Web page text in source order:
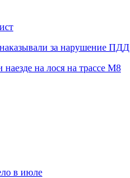
за нарушение ПДД
на лося на трассе М8
в июле